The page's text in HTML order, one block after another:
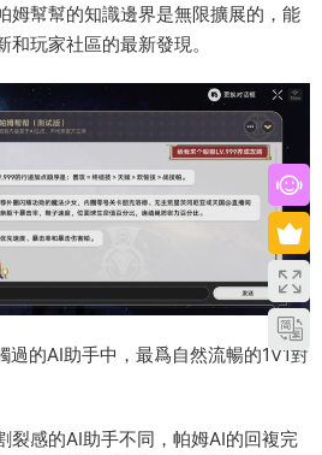
姆幫幫的知識邊界是無限擴展的，能
玩家社區的最新發現。
過的AI助手中，最爲自然流暢的1V1對
裂感的AI助手不同，帕姆AI的回複完